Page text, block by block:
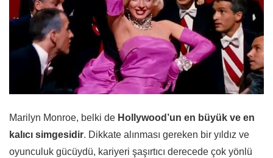
Marilyn Monroe, belki de Hollywood’un en büyük ve en
kalıcı simgesidir. Dikkate alınması gereken bir yıldız ve
oyunculuk gücüydü, kariyeri şaşırtıcı derecede çok yönlü